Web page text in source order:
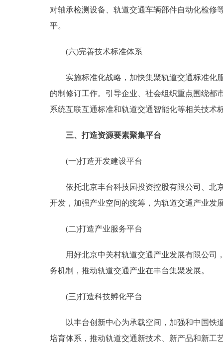
对轴承检测设备、轨道交通车辆部件自动化检修
平。
(六)完善技术标准体系
实施标准化战略，加快集聚轨道交通标准化服
的制修订工作。引导企业、社会组织重点围绕都
系统互联互通标准和轨道交通智能化等相关技术
三、打造资源要素聚集平台
(一)打造开发建设平台
依托北京丰台科技园投资控股有限公司、北京
开发，加强产业空间的统筹，为轨道交通产业发
(二)打造产业服务平台
用好北京中关村轨道交通产业发展有限公司，
务机制，推动轨道交通产业在丰台集聚发展。
(三)打造科技孵化平台
以丰台创新中心为承载空间，加强和中国铁道
培育体系，推动轨道交通新技术、新产品和新工